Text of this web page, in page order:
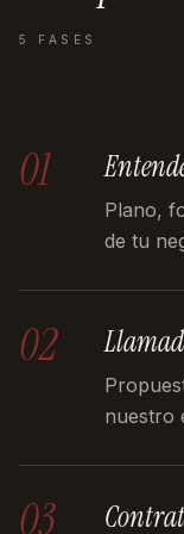
5 FASES
01
Plano,
de tu
02
nuestro
03